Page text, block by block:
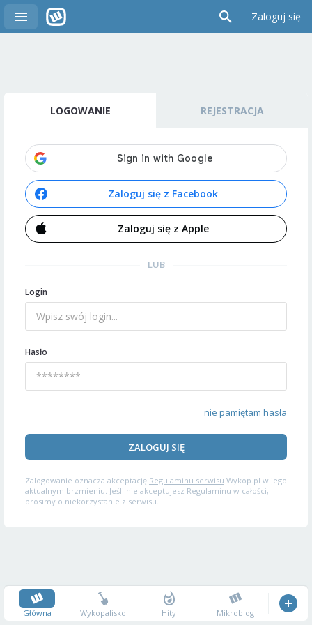
Zaloguj się
LOGOWANIE REJESTRACJA
Zaloguj się z Facebook
Zaloguj się z Apple
LUB
Login
Hasło
nie pamiętam hasła
ZALOGUJ SIĘ
Zalogowanie oznacza akceptację Regulaminu serwisu Wykop.pl w jego
aktualnym brzmieniu. Jeśli nie akceptujesz Regulaminu w całości,
prosimy o niekorzystanie z serwisu.
Główna Wykopalisko Hity Mikroblog